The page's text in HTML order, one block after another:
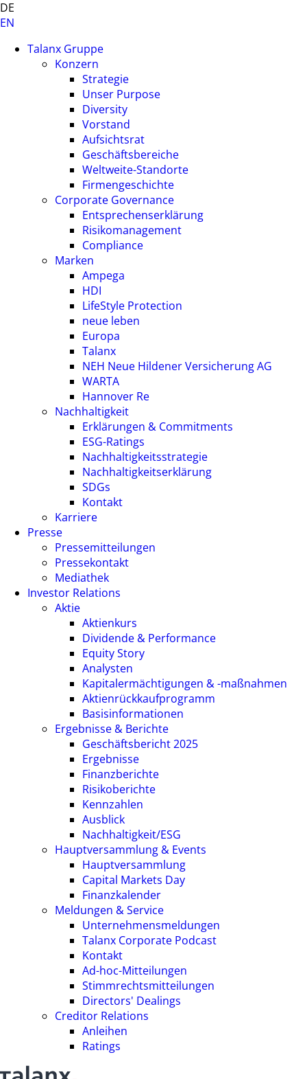
DE
EN
Talanx Gruppe
Konzern
Strategie
Unser Purpose
Diversity
Vorstand
Aufsichtsrat
Geschäftsbereiche
Weltweite-Standorte
Firmengeschichte
Corporate Governance
Entsprechenserklärung
Risikomanagement
Compliance
Marken
Ampega
HDI
LifeStyle Protection
neue leben
Europa
Talanx
NEH Neue Hildener Versicherung AG
WARTA
Hannover Re
Nachhaltigkeit
Erklärungen & Commitments
ESG-Ratings
Nachhaltigkeitsstrategie
Nachhaltigkeitserklärung
SDGs
Kontakt
Karriere
Presse
Pressemitteilungen
Pressekontakt
Mediathek
Investor Relations
Aktie
Aktienkurs
Dividende & Performance
Equity Story
Analysten
Kapitalermächtigungen & -maßnahmen
Aktienrückkaufprogramm
Basisinformationen
Ergebnisse & Berichte
Geschäftsbericht 2025
Ergebnisse
Finanzberichte
Risikoberichte
Kennzahlen
Ausblick
Nachhaltigkeit/ESG
Hauptversammlung & Events
Hauptversammlung
Capital Markets Day
Finanzkalender
Meldungen & Service
Unternehmensmeldungen
Talanx Corporate Podcast
Kontakt
Ad-hoc-Mitteilungen
Stimmrechtsmitteilungen
Directors' Dealings
Creditor Relations
Anleihen
Ratings